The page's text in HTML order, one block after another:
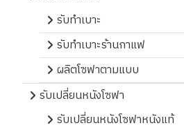
รับทำเบาะ
รับทำเบาะร้านกาแฟ
ผลิตโซฟาตามแบบ
รับเปลี่ยนหนังโซฟา
รับเปลี่ยนหนังโซฟาหนังแท้